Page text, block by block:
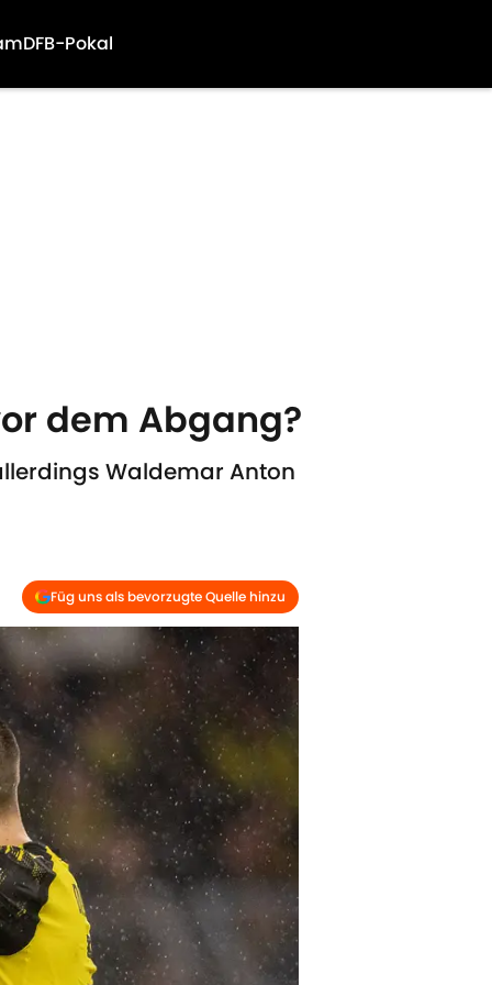
DFB-Pokal
dem Abgang?
Waldemar Anton
Füg uns als bevorzugte Quelle hinzu